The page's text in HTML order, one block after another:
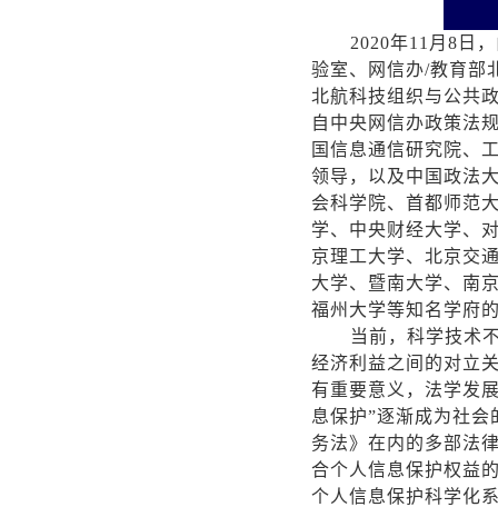
2020年11月8日
验室、网信办/教育部
北航科技组织与公共
自中央网信办政策法
国信息通信研究院、
领导，以及中国政法
会科学院、首都师范
学、中央财经大学、
京理工大学、北京交
大学、暨南大学、南
福州大学等知名学府
当前，科学技术
经济利益之间的对立
有重要意义，法学发
息保护”逐渐成为社
务法》在内的多部法
合个人信息保护权益
个人信息保护科学化